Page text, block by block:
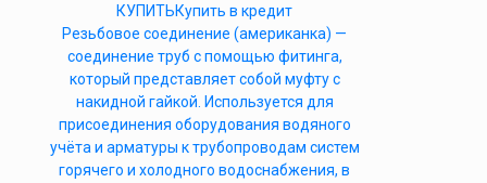
КУПИТЬКупить в кредит
Резьбовое соединение (американка) —
соединение труб с помощью фитинга,
который представляет собой муфту с
накидной гайкой. Используется для
присоединения оборудования водяного
учёта и арматуры к трубопроводам систем
горячего и холодного водоснабжения, в